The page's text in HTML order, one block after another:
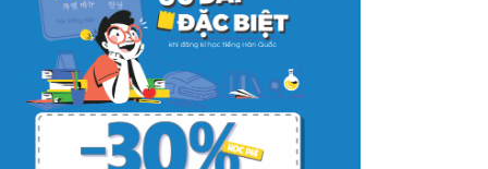
trường đô thị - Đại học Kiến trúc...
tin tuyển sinh đại học 2025 Khoa kỹ thuật hạ tầng và
trường đô thị - Đại học Kiến trúc Hà Nội Tuyển sinh đại
với 280 chỉ tiêu, thời gian đào tạo 4,5 năm
05.04.2020 | 20:30
GIAO LƯU TRỰC TUYẾN - TƯ VẤN TUYỂN SINH ĐẠI
HỌC CHÍNH QUY ĐẠI HỌC KIẾN TRÚC NĂM...